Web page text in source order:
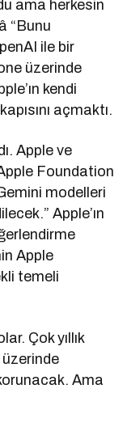
ama herkesin
“Bunu
ile bir
üzerinde
kendi
açmaktı.
Apple ve
Foundation
modelleri
Apple’ın
Apple
temeli
Çok yıllık
Ama